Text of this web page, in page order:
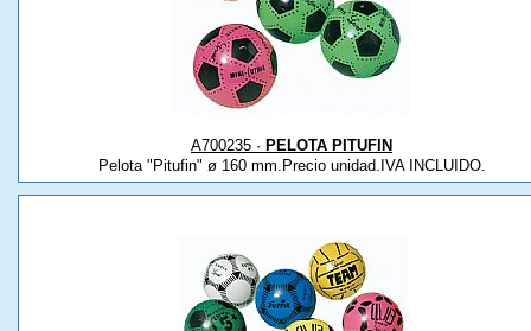
A700235 · PELOTA PITUFIN
Pelota "Pitufin" ø 160 mm.Precio unidad.IVA INCLUIDO.